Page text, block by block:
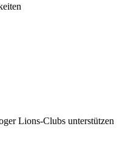
Lions-Clubs unterstützen